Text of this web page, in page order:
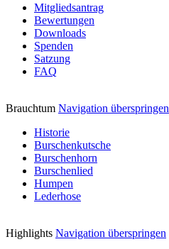
Mitgliedsantrag
Bewertungen
Downloads
Spenden
Satzung
FAQ
Brauchtum Navigation überspringen
Historie
Burschenkutsche
Burschenhorn
Burschenlied
Humpen
Lederhose
Highlights Navigation überspringen